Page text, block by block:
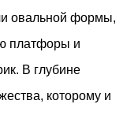
овальной формы,
платфоры и
В глубине
которому и